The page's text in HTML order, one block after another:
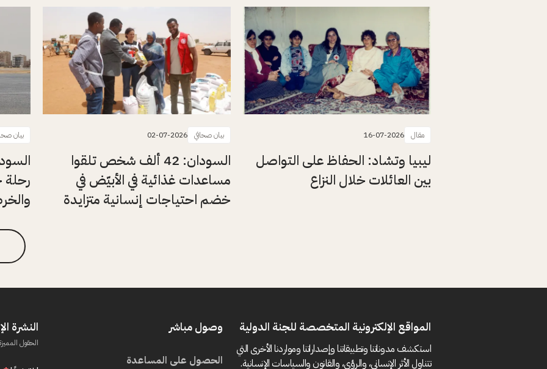
مقال 16-07-2026
ليبيا وتشاد: الحفاظ على التواصل
بين العائلات خلال النزاع
بيان صحافي 02-07-2026
السودان: 42 ألف شخص تلقوا
مساعدات غذائية في الأبيّض في
خضم احتياجات إنسانية متزايدة
بيان
رحلة
المواقع الإلكترونية المتخصصة للجنة الدولية
استكشف مدوناتنا وتطبيقاتنا وإصداراتنا ومواردنا الأخرى التي
تتناول الأثر الإنساني، والرؤى، والقانون والسياسات الإنسانية.
وصول مباشر
الحصول على المساعدة
النشرة
الحقول